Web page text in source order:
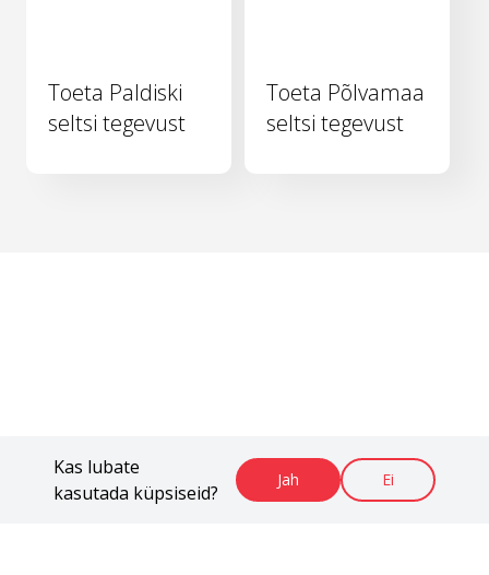
Kas lubate
kasutada küpsiseid?
Jah Ei
Toeta Paldiski
seltsi tegevust
Toeta Põlvamaa
seltsi tegevust